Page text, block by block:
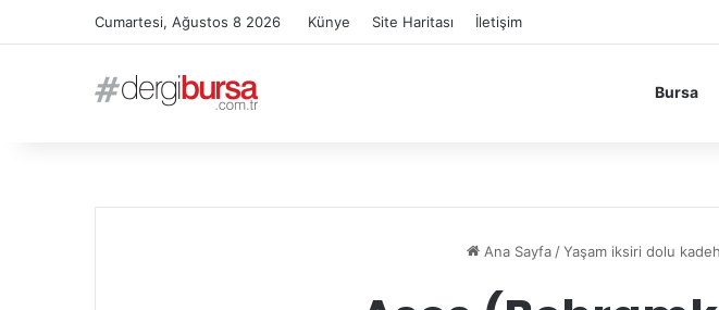
Cumartesi, Ağustos 8 2026 Künye Site Haritası İletişim
Bursa
Ana Sayfa /Yaşam iksiri dolu